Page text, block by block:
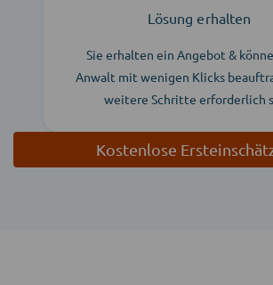
Lösung erhalten
Sie erhalten ein Angebot &
Anwalt mit wenigen Klicks
weitere Schritte erforderlich
Kostenlose